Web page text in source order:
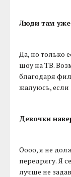
Люди там уже
Да, но только
шоу на ТВ.
благодаря
жалуюсь, если
Девочки
Оооо, я не
передрягу. Я
лучше не